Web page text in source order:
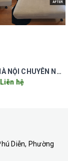
GIẶT SOFA HÀ NỘI CHUYÊN NGHIỆP UY TÍN GIÁ RẺ
Liên hệ
Diễn, Phường